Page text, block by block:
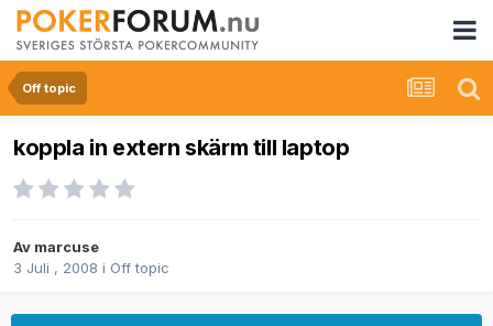
Off topic
koppla in extern skärm till laptop
Av marcuse
3 Juli , 2008 i Off topic